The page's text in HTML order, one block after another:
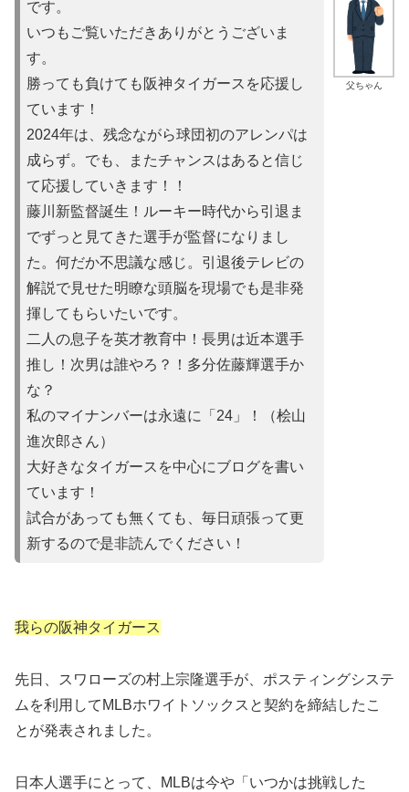
父ちゃん
です。
いつもご覧いただきありがとうございま
す。
勝っても負けても阪神タイガースを応援し
ています！
2024年は、残念ながら球団初のアレンパは
成らず。でも、またチャンスはあると信じ
て応援していきます！！
藤川新監督誕生！ルーキー時代から引退ま
でずっと見てきた選手が監督になりまし
た。何だか不思議な感じ。引退後テレビの
解説で見せた明瞭な頭脳を現場でも是非発
揮してもらいたいです。
二人の息子を英才教育中！長男は近本選手
推し！次男は誰やろ？！多分佐藤輝選手か
な？
私のマイナンバーは永遠に「24」！（桧山
進次郎さん）
大好きなタイガースを中心にブログを書い
ています！
試合があって も無くても、毎日頑張って更
新するので是非読んでください！
我らの阪神タイガース
​先日、スワローズの村上宗隆選手が、ポスティングシステ
ムを利用してMLBホワイトソックスと契約を締結したこ
とが発表されました。
日本人選手にとって、MLBは今や「いつかは挑戦した